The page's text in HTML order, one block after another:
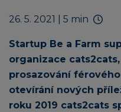
26. 5. 2021 | 5 min
Startup Be a Farm
organizace
prosazování
otevírání nových
roku 2019 cats2cats